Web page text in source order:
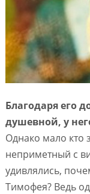
Благодаря его
душевной, у
Однако мало кто
неприметный с
удивлялись,
Тимофея? Ведь